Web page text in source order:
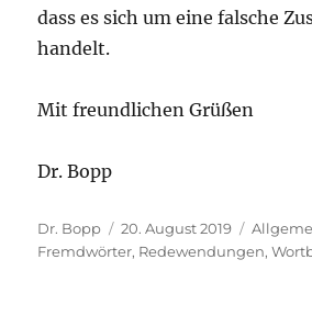
dass es sich um eine falsche
handelt.
Mit freundlichen Grüßen
Dr. Bopp
Autor
Dr. Bopp
Veröffentlicht
am
20. August 2019
Fremdwörter, Redewendungen,